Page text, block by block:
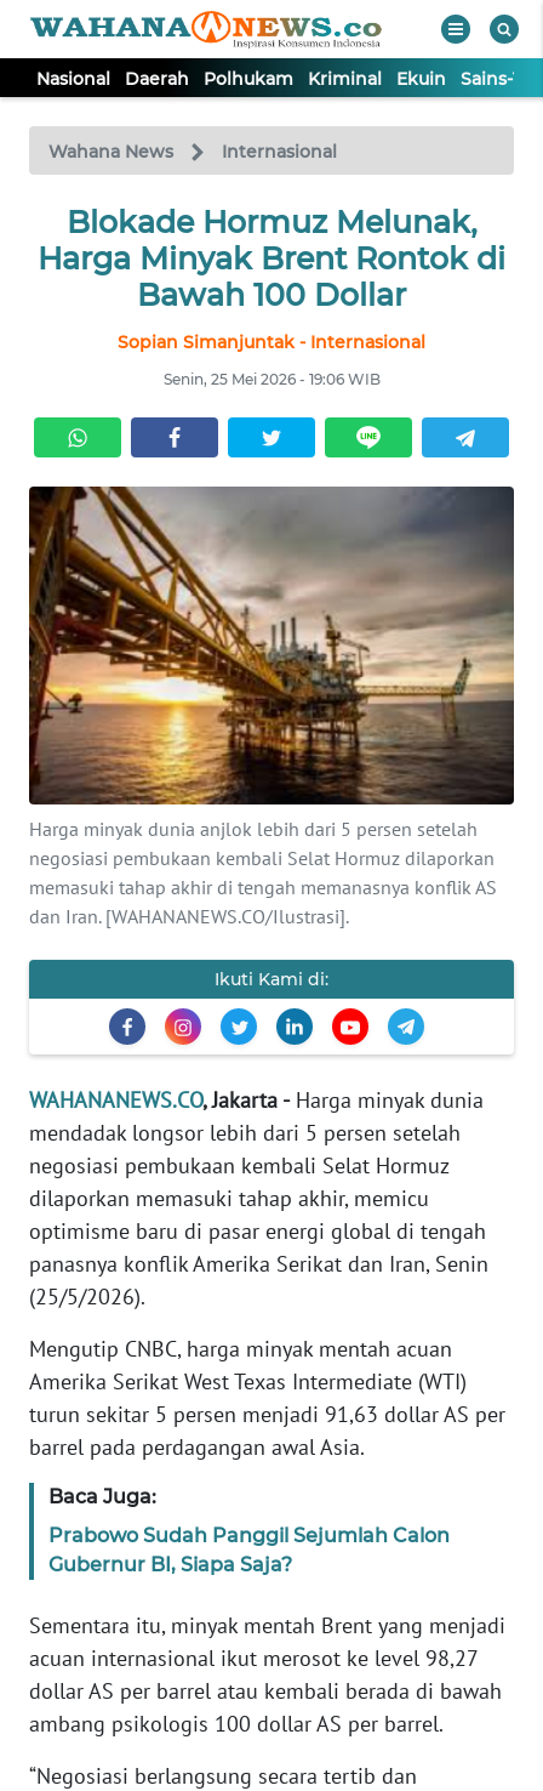
Nasional Daerah Polhukam Kriminal Ekuin Sains-
Wahana News Internasional
Blokade Hormuz Melunak,
Harga Minyak Brent Rontok di
Bawah 100 Dollar
Sopian Simanjuntak - Internasional
Senin, 25 Mei 2026 - 19:06 WIB
Harga minyak dunia anjlok lebih dari 5 persen setelah
negosiasi pembukaan kembali Selat Hormuz dilaporkan
memasuki tahap akhir di tengah memanasnya konflik AS
dan Iran. [WAHANANEWS.CO/Ilustrasi].
Ikuti Kami di:
WAHANANEWS.CO, Jakarta -Harga minyak dunia
mendadak longsor lebih dari 5 persen setelah
negosiasi pembukaan kembali Selat Hormuz
dilaporkan memasuki tahap akhir, memicu
optimisme baru di pasar energi global di tengah
panasnya konflik Amerika Serikat dan Iran, Senin
(25/5/2026).
Mengutip CNBC, harga minyak mentah acuan
Amerika Serikat West Texas Intermediate (WTI)
turun sekitar 5 persen menjadi 91,63 dollar AS per
barrel pada perdagangan awal Asia.
Baca Juga:
Prabowo Sudah Panggil Sejumlah Calon
Gubernur BI, Siapa Saja?
Sementara itu, minyak mentah Brent yang menjadi
acuan internasional ikut merosot ke level 98,27
dollar AS per barrel atau kembali berada di bawah
ambang psikologis 100 dollar AS per barrel.
“Negosiasi berlangsung secara tertib dan
TV
Tutup
NASIONAL
POLHUKAM
KRIMINAL
EKUIN
SAINS-TEKNO
KESEHATAN
INTERNASIONAL
SERBA-SERBI
PENDIDIKAN
OLAHRAGA
OPINI
EDITORIAL
Informasi
BERITA
KONTAK
KAMI
IKLAN
TENTANG
KAMI
PEDOMAN
MEDIA
SIBER
REDAKSI
KARIR